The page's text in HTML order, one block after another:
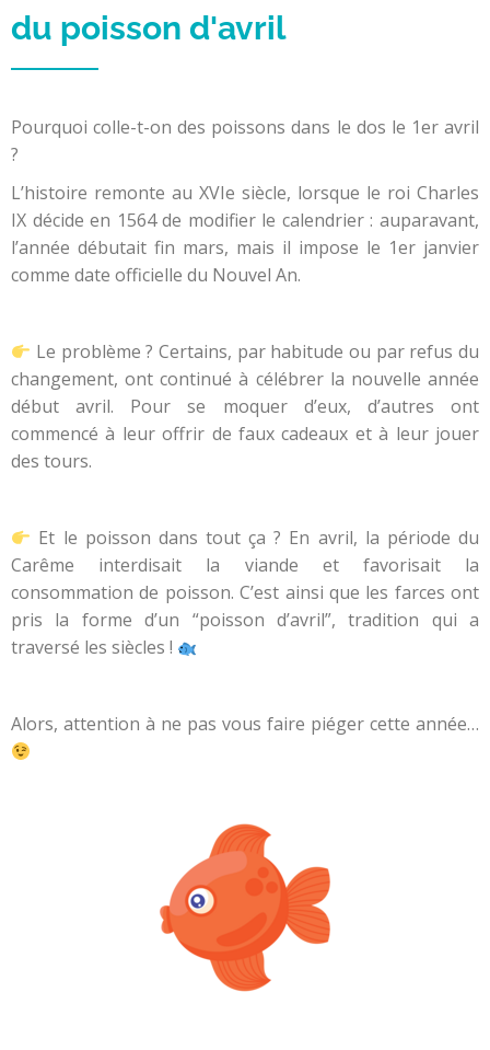
du poisson d'avril
Pourquoi colle-t-on des poissons dans le dos le 1er avril
?
L’histoire remonte au XVIe siècle, lorsque le roi Charles
IX décide en 1564 de modifier le calendrier : auparavant,
l’année débutait fin mars, mais il impose le 1er janvier
comme date officielle du Nouvel An.
Le problème ? Certains, par habitude ou par refus du
changement, ont continué à célébrer la nouvelle année
début avril. Pour se moquer d’eux, d’autres ont
commencé à leur offrir de faux cadeaux et à leur jouer
des tours.
Et le poisson dans tout ça ? En avril, la période du
Carême interdisait la viande et favorisait la
consommation de poisson. C’est ainsi que les farces ont
pris la forme d’un “poisson d’avril”, tradition qui a
traversé les siècles !
Alors, attention à ne pas vous faire piéger cette année…